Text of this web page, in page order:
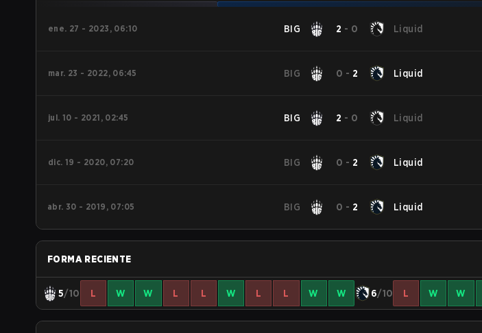
ene. 27 - 2023, 06:10 BIG 2 - 0 Liquid
mar. 23 - 2022, 06:45 BIG 0 - 2 Liquid
jul. 10 - 2021, 02:45 BIG 2 - 0 Liquid
dic. 19 - 2020, 07:20 BIG 0 - 2 Liquid
abr. 30 - 2019, 07:05 BIG 0 - 2 Liquid
FORMA RECIENTE
5/10 L W W L L W L L W W 6/10 L W W